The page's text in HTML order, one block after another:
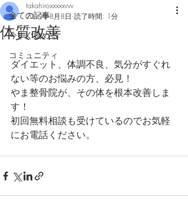
全ての記事
今すぐ始める
コミュニティ
体質改善
takahiroxxxxxvvv
2019年8月8日 読了時間: 1分
ダイエット、体調不良、気分がすぐれ
ない等のお悩みの方、必見！
やま整骨院が、その体を根本改善しま
す！
初回無料相談も受けているのでお気軽
にお電話ください。